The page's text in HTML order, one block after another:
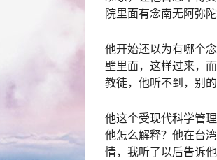
院里面有念南无阿弥
他开始还以为有哪个
壁里面，这样过来，
教徒，他听不到，别
他这个受现代科学管
他怎么解释？他在台
情，我听了以后告诉